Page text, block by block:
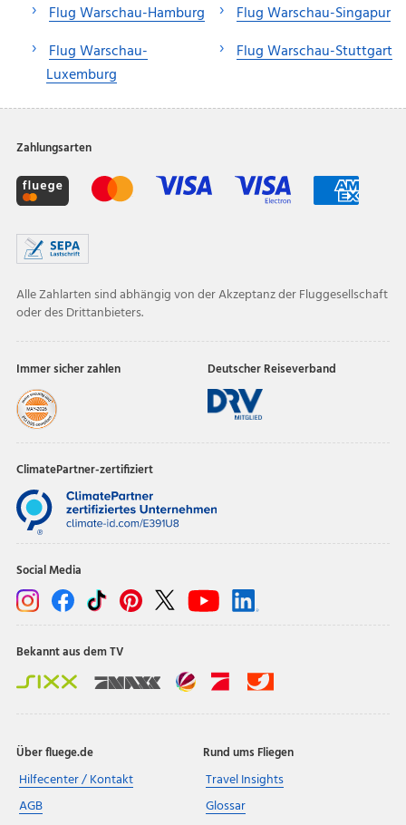
Flug Warschau-Hamburg
Flug Warschau-
Luxemburg
Flug Warschau-Singapur
Flug Warschau-Stuttgart